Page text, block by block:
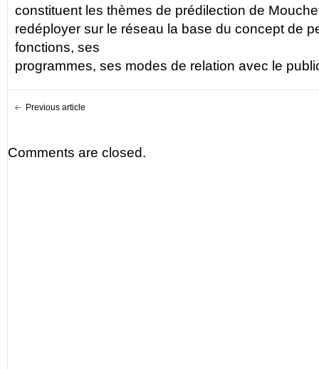
constituent les thèmes de prédilection de
redéployer sur le réseau la base du concept de
fonctions, ses
programmes, ses modes de relation avec le
Previous article
Comments are closed.